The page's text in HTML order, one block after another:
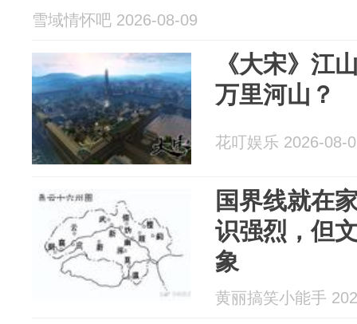
雪域情怀吧 2026-08-09
《大宋》江
万里河山？
花叮娱乐 2026-08-
国界线就在
识强烈，但
象
黄丽搞笑小能手